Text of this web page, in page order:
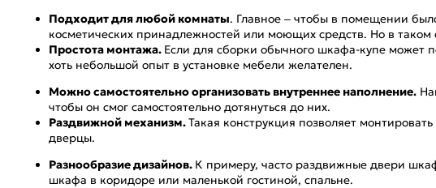
Подходит для любой комнаты. Главное – чтобы в помещении
косметических принадлежностей или моющих средств. Но в
Простота монтажа. Если для сборки обычного шкафа-купе может
хоть небольшой опыт в установке мебели желателен.
Можно самостоятельно организовать внутреннее наполнение.
чтобы он смог самостоятельно дотянуться до них.
Раздвижной механизм.Такая конструкция позволяет
дверцы.
Разнообразие дизайнов. К примеру, часто раздвижные двери
шкафа в коридоре или маленькой гостиной, спальне.